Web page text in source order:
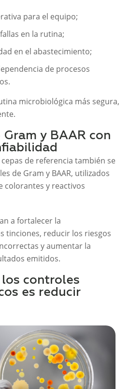
para el equipo;
en la rutina;
en el abastecimiento;
de procesos
microbiológica más segura,
y BAAR con
de referencia también se
de Gram y BAAR, utilizados
colorantes y reactivos
a fortalecer la
tinciones, reducir los riesgos
y aumentar la
emitidos.
los controles
es reducir